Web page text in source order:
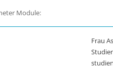
Module:
Frau